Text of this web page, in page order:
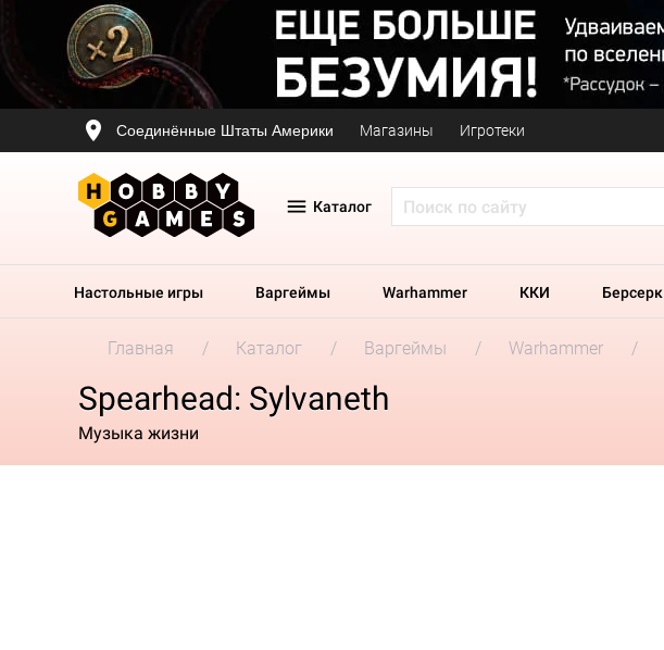
Соединённые Штаты Америки Магазины Игротеки
Каталог
Настольные игры Варгеймы Warhammer ККИ Берсерк
Главная Каталог Варгеймы Warhammer
Spearhead: Sylvaneth
Музыка жизни